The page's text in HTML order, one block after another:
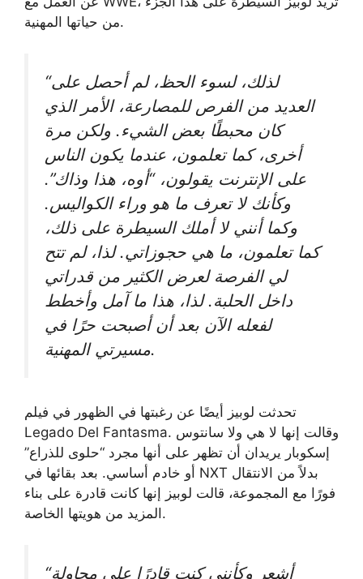
من حياتها المهنية.
“لذلك، لسوء الحظ، لم أحصل على
العديد من الفرص للمصارعة، الأمر الذي
كان محبطًا بعض الشيء. ولكن مرة
أخرى، كما تعلمون، عندما يكون الناس
على الإنترنت يقولون، “أوه، هذا وذاك”.
وكأنك لا تعرف ما هو وراء الكواليس.
وكما أنني لا أملك السيطرة على ذلك،
كما تعلمون، ما هي حجوزاتي. لذا، لم تتح
لي الفرصة لعرض الكثير من قدراتي
داخل الحلبة. لذا، هذا ما آمل وأخطط
لفعله الآن بعد أن أصبحت حرًا في
مسيرتي المهنية.
تحدثت لوبيز أيضًا عن رغبتها في الظهور في فيلم
Legado Del Fantasma. وقالت إنها لا هي ولا سانتوس
إسكوبار يريدان أن تظهر على أنها مجرد “حلوى للذراع”
أو خادم أساسي. بعد بقائها في NXT بدلاً من الانتقال
فورًا مع المجموعة، قالت لوبيز إنها كانت قادرة على بناء
المزيد من هويتها الخاصة.
“أشعر وكأنني كنت قادرًا على محاولة